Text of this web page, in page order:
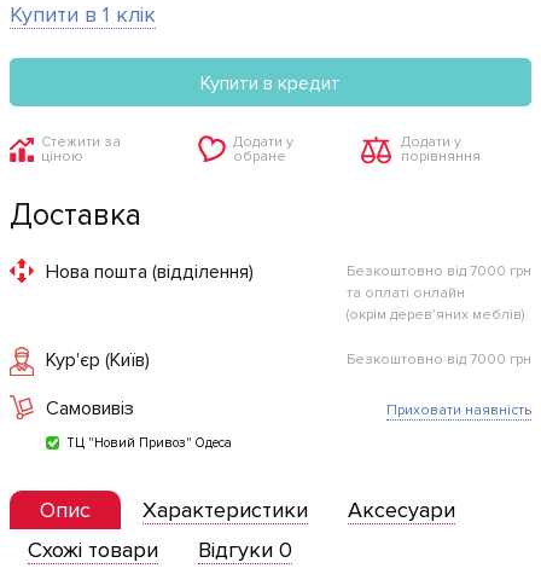
Купити в 1 клік
Купити в кредит
Стежити за
ціною
Додати у
обране
Додати у
порівняння
Доставка
Нова пошта (відділення)
Безкоштовно від 7000 грн
та оплаті онлайн
(окрім дерев'яних меблів)
Кур'єр (Київ) Безкоштовно від 7000 грн
Самовивіз
ТЦ "Новий Привоз" Одеса
Приховати наявність
Опис Характеристики
Аксесуари
Схожі товари
Відгуки 0